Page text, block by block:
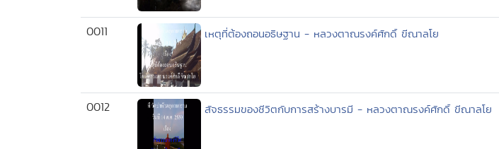
0011 เหตุที่ต้องถอนอธิษฐาน - หลวงตาณรงค์ศักดิ์ ขีณาลโย
0012 สัจธรรมของชีวิตกับการสร้างบารมี - หลวงตาณรงค์ศักดิ์ ขีณาลโย